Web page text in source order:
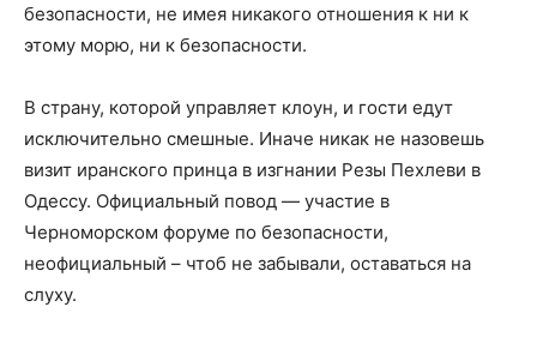
безопасности, не имея никакого отношения к ни к
этому морю, ни к безопасности.
В страну, которой управляет клоун, и гости едут
исключительно смешные. Иначе никак не назовешь
визит иранского принца в изгнании Резы Пехлеви в
Одессу. Официальный повод — участие в
Черноморском форуме по безопасности,
неофициальный – чтоб не забывали, оставаться на
слуху.